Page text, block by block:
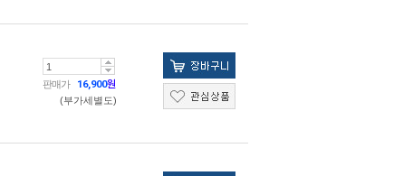
판매가 16,900원
(부가세별도)